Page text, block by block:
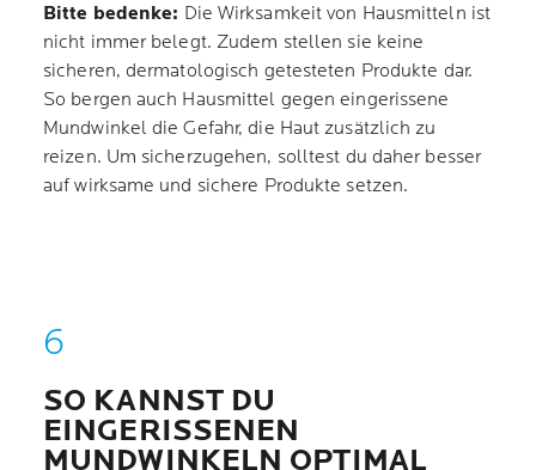
Bitte bedenke: Die Wirksamkeit von Hausmitteln ist
nicht immer belegt. Zudem stellen sie keine
sicheren, dermatologisch getesteten Produkte dar.
So bergen auch Hausmittel gegen eingerissene
Mundwinkel die Gefahr, die Haut zusätzlich zu
reizen. Um sicherzugehen, solltest du daher besser
auf wirksame und sichere Produkte setzen.
SO KANNST DU
EINGERISSENEN
MUNDWINKELN OPTIMAL